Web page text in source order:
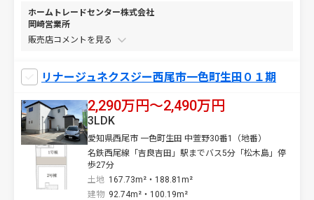
ホームトレードセンター株式会社
岡崎営業所
販売店コメントを
リナージュネクスジー西尾市一色町生田０１期
2,290万円〜2,490万円
愛知県西尾市 一色町生田 中萱野30番1（地番）
名鉄西尾線「吉良吉田」駅までバス5分「松木島」停
歩27分
土地 167.73m²・188.81m²
3LDK
建物 92.74m²・100.19m²